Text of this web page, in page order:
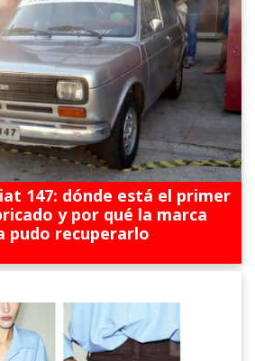
147: dónde está el primer
y por qué la marca
pudo recuperarlo